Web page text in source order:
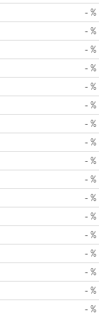
- %
- %
- %
- %
- %
- %
- %
- %
- %
- %
- %
- %
- %
- %
- %
- %
- %